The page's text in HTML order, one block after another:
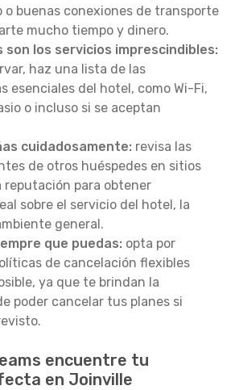
buenas conexiones de transporte
mucho tiempo y dinero.
son los servicios imprescindibles:
haz una lista de las
esenciales del hotel, como Wi-Fi,
o incluso si se aceptan
cuidadosamente: revisa las
de otros huéspedes en sitios
reputación para obtener
sobre el servicio del hotel, la
general.
que puedas: opta por
de cancelación flexibles
ya que te brindan la
poder cancelar tus planes si
encuentre tu
en Joinville